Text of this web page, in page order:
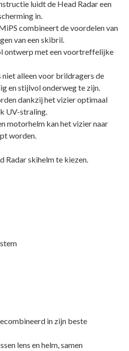
luidt de Head Radar een
in.
combineert de voordelen van
van een skibril.
ontwerp met een voortreffelijke
niet alleen voor brildragers de
en stijlvol onderweg te zijn.
dankzij het vizier optimaal
UV-straling.
motorhelm kan het vizier naar
worden.
Radar skihelm te kiezen.
in zijn beste
lens en helm, samen